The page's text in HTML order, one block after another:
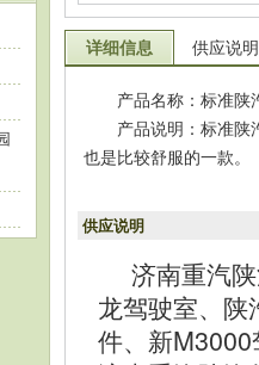
详细信息 供应说明
产品名称：标准陕
产品说明：标准陕
也是比较舒服的一款。
供应说明
济南重汽
龙驾驶室、
件、新